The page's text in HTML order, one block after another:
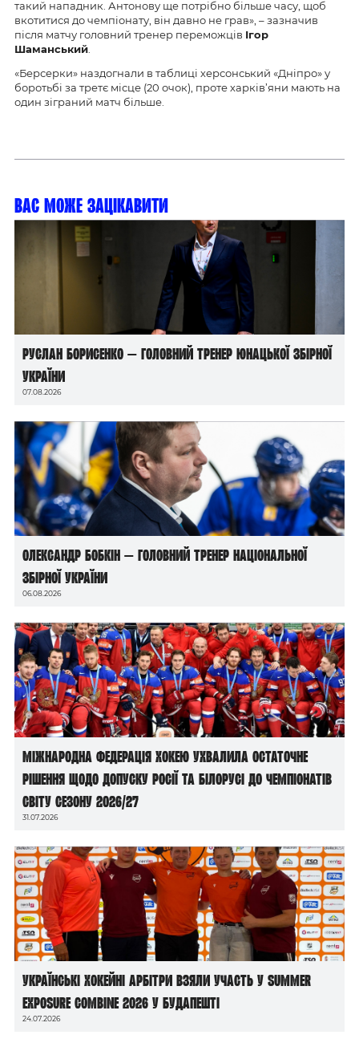
такий нападник. Антонову ще потрібно більше часу, щоб
вкотитися до чемпіонату, він давно не грав», – зазначив
після матчу головний тренер переможців Ігор
Шаманський.
«Берсерки» наздогнали в таблиці херсонський «Дніпро» у
боротьбі за третє місце (20 очок), проте харків’яни мають на
один зіграний матч більше.
Вас може зацікавити
Руслан Борисенко — головний тренер юнацької збірної
України
07.08.2026
Олександр Бобкін — головний тренер національної
збірної України
06.08.2026
Міжнародна федерація хокею ухвалила остаточне
рішення щодо допуску росії та білорусі до чемпіонатів
світу сезону 2026/27
31.07.2026
Українські хокейні арбітри взяли участь у Summer
Exposure Combine 2026 у Будапешті
24.07.2026